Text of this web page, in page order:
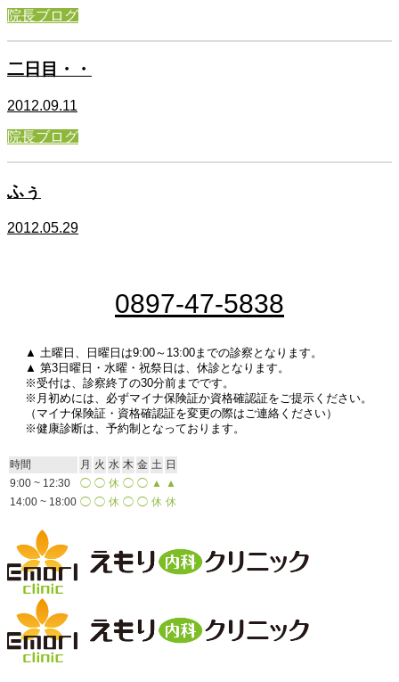
院長ブログ
二日目・・
2012.09.11
院長ブログ
ふぅ
2012.05.29
0897-47-5838
▲ 土曜日、日曜日は9:00～13:00までの診察となります。
▲ 第3日曜日・水曜・祝祭日は、休診となります。
※受付は、診察終了の30分前までです。
※月初めには、必ずマイナ保険証か資格確認証をご提示ください。
（マイナ保険証・資格確認証を変更の際はご連絡ください）
※健康診断は、予約制となっております。
時間 月 火 水 木 金 土 日
9:00 ~ 12:30
◯ ◯ 休 ◯ ◯ ▲ ▲
14:00 ~ 18:00 ◯ ◯ 休 ◯ ◯ 休 休